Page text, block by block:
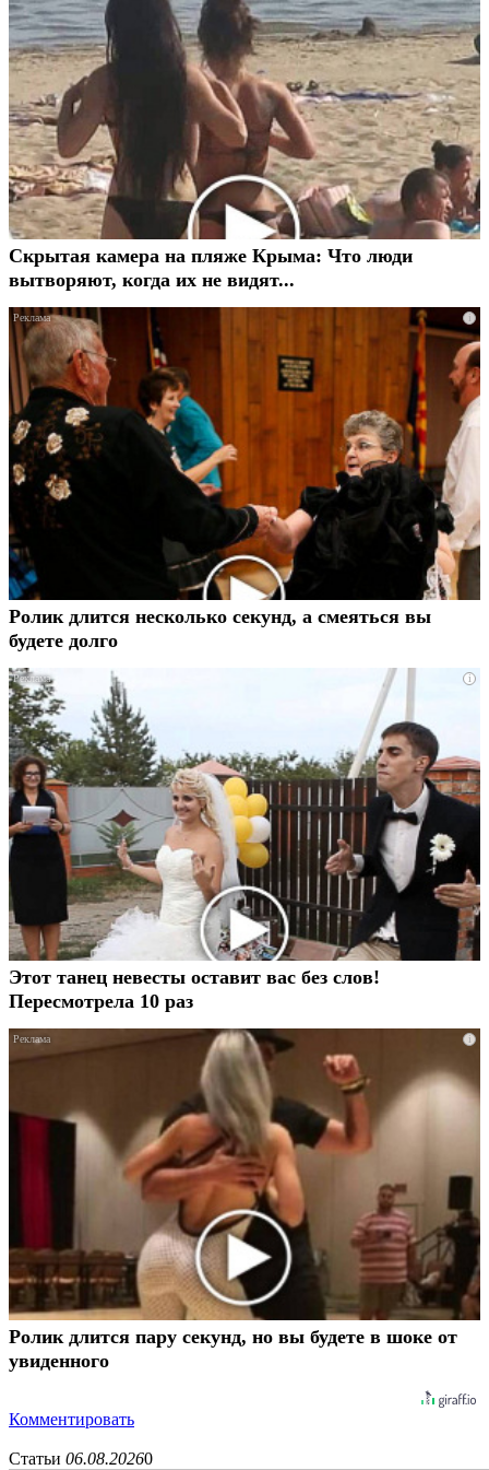
Скрытая камера на пляже Крыма: Что люди
вытворяют, когда их не видят...
i
Ролик длится несколько секунд, а смеяться вы
будете долго
i
Этот танец невесты оставит вас без слов!
Пересмотрела 10 раз
i
Ролик длится пару секунд, но вы будете в шоке от
увиденного
Комментировать
Статьи 06.08.20260